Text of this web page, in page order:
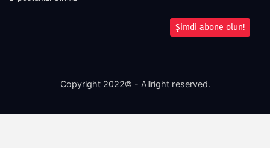
Şimdi abone olun!
Copyright 2022© - Allright reserved.